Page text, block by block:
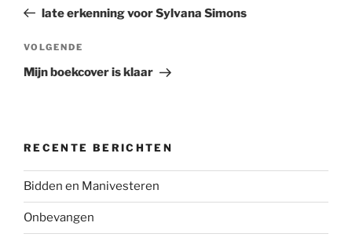
bericht
late erkenning voor Sylvana Simons
Volgend
bericht
VOLGENDE
Mijn boekcover is klaar
RECENTE BERICHTEN
Bidden en Manivesteren
Onbevangen